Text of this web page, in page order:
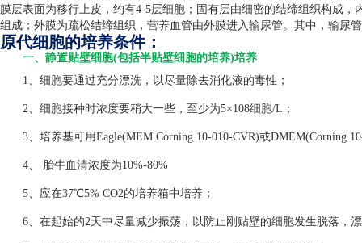
膜层表面为移行上皮，约有4-5层细胞；固有层由细密的结缔组织构成，
组成；外膜为疏松结缔组织，营养血管由外膜进入输尿管。其中，输尿
原代细胞的培养条件：
一、静置贴壁细胞(包括半贴壁细胞的培养)培养
1、细胞要通过充分漂洗，以尽量除去消化液的毒性；
2、细胞接种时浓度要稍大一些，至少为5×108细胞/L；
3、培养基可用Eagle(MEM Corning 10-010-CVR)或DMEM(Corning
4、 胎牛血清浓度为10%-80%
5、应在37℃5% CO2的培养箱中培养；
6、在起始的2天中尽量减少振荡，以防止刚贴壁的细胞发生脱落，